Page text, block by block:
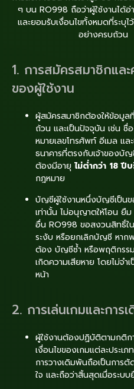
ๆ บน RO998 ถือว่าผู้ใช้งานได้อ่า
และยอมรับเงื่อนไขทั้งหมดที่ระบุไ
อย่างครบถ้วน
1. การสมัครสมาชิกแ
ของผู้ใช้งาน
ผู้สมัครสมาชิกต้องให้ข้อมู
ถ้วน และเป็นปัจจุบัน เช่น ชื่
หมายเลขโทรศัพท์ อีเมล แ
ธนาคารที่ตรงกับเจ้าของบั
ต้องมีอายุ ไม่ต่ำกว่า 18 ปี
กฎหมาย
บัญชีผู้ใช้งานหนึ่งบัญชีเป็น
เท่านั้น ไม่อนุญาตให้โอน ยื
อื่น RO998 ขอสงวนสิทธิ์ใ
ระงับ หรือยกเลิกบัญชี หาก
ต้อง บัญชีซ้ำ หรือพฤติกรรม
เกิดความเสียหาย โดยไม่จ
หน้า
2. การเล่นเกมและการ
ผู้ใช้งานต้องปฏิบัติตามกติก
เงื่อนไขของเกมแต่ละประเ
การวางเดิมพันถือเป็นการ
ใจ และถือว่าสิ้นสุดเมื่อระบ